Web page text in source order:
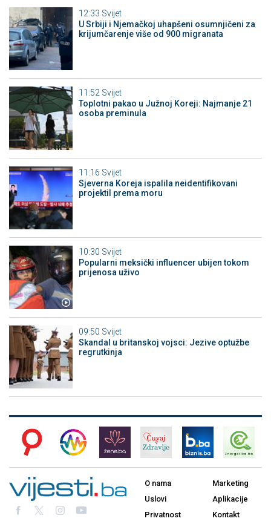
12:33 Svijet
U Srbiji i Njemačkoj uhapšeni osumnjičeni za
krijumčarenje više od 900 migranata
11:52 Svijet
Toplotni pakao u Južnoj Koreji: Najmanje 21
osoba preminula
11:16 Svijet
Sjeverna Koreja ispalila neidentifikovani
projektil prema moru
10:30 Svijet
Popularni meksički influencer ubijen tokom
prijenosa uživo
09:50 Svijet
Skandal u britanskoj vojsci: Jezive optužbe
regrutkinja
O nama
Uslovi
Privatnost
Marketing
Aplikacije
Kontakt